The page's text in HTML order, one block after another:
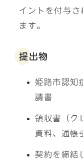
イントを付与
ます。
提出物
姫路市認知
請書
領収書（ク
資料、通帳
契約を締結